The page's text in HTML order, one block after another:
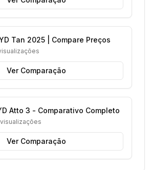
Tan 2025 | Compare Preços
Ver Comparação
Atto 3 - Comparativo Completo
Ver Comparação